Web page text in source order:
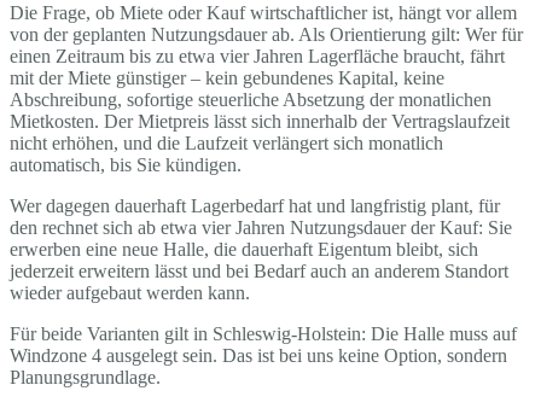
Die Frage, ob Miete oder Kauf wirtschaftlicher ist, hängt vor allem
von der geplanten Nutzungsdauer ab. Als Orientierung gilt: Wer für
einen Zeitraum bis zu etwa vier Jahren Lagerfläche braucht, fährt
mit der Miete günstiger – kein gebundenes Kapital, keine
Abschreibung, sofortige steuerliche Absetzung der monatlichen
Mietkosten. Der Mietpreis lässt sich innerhalb der Vertragslaufzeit
nicht erhöhen, und die Laufzeit verlängert sich monatlich
automatisch, bis Sie kündigen.
Wer dagegen dauerhaft Lagerbedarf hat und langfristig plant, für
den rechnet sich ab etwa vier Jahren Nutzungsdauer der Kauf: Sie
erwerben eine neue Halle, die dauerhaft Eigentum bleibt, sich
jederzeit erweitern lässt und bei Bedarf auch an anderem Standort
wieder aufgebaut werden kann.
Für beide Varianten gilt in Schleswig-Holstein: Die Halle muss auf
Windzone 4 ausgelegt sein. Das ist bei uns keine Option, sondern
Planungsgrundlage.